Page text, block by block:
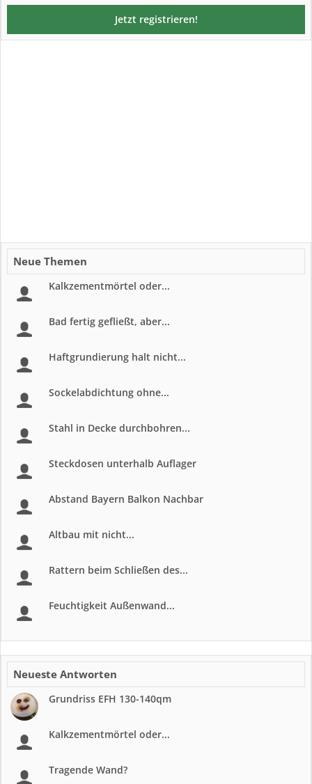
Jetzt registrieren!
Neue Themen
Kalkzementmörtel oder...
Bad fertig gefließt, aber...
Haftgrundierung halt nicht...
Sockelabdichtung ohne...
Stahl in Decke durchbohren...
Steckdosen unterhalb Auflager
Abstand Bayern Balkon Nachbar
Altbau mit nicht...
Rattern beim Schließen des...
Feuchtigkeit Außenwand...
Neueste Antworten
Grundriss EFH 130-140qm
Kalkzementmörtel oder...
Tragende Wand?